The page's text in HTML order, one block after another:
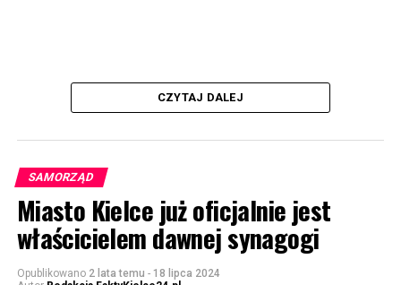
CZYTAJ DALEJ
SAMORZĄD
Miasto Kielce już oficjalnie jest
właścicielem dawnej synagogi
Opublikowano 2 lata temu - 18 lipca 2024